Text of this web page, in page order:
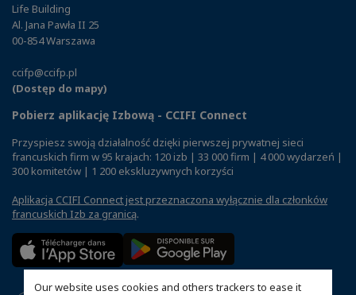
Our website uses cookies and others trackers to ease it
Life Building
Al. Jana Pawła II 25
00-854 Warszawa
ccifp@ccifp.pl
(Dostęp do mapy)
Pobierz aplikację Izbową - CCIFI Connect
Przyspiesz swoją działalność dzięki pierwszej prywatnej sieci
francuskich firm w 95 krajach: 120 izb | 33 000 firm | 4 000 wydarzeń |
300 komitetów | 1 200 ekskluzywnych korzyści
Aplikacja CCIFI Connect jest przeznaczona wyłącznie dla członków
francuskich Izb za granicą.